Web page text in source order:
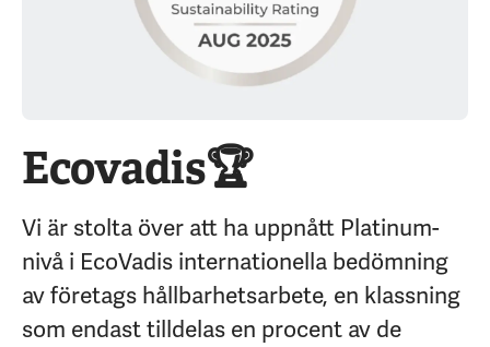
Ecovadis🏆
Vi är stolta över att ha uppnått Platinum-
nivå i EcoVadis internationella bedömning
av företags hållbarhetsarbete, en klassning
som endast tilldelas en procent av de